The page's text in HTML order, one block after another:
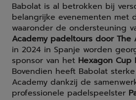
Babolat is al betrokken bij
belangrijke evenementen met
waaronder de ondersteuning
Academy padeltours door The
in 2024 in Spanje worden
sponsor van het Hexagon Cup
Bovendien heeft Babolat
Academy dankzij de
professionele padelspeelster